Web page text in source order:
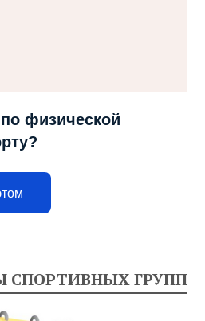
физической
СПОРТИВНЫХ ГРУПП